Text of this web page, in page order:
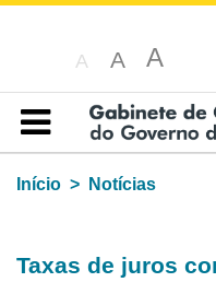
A A A
Índice
Início
Notícias
Taxas de juros